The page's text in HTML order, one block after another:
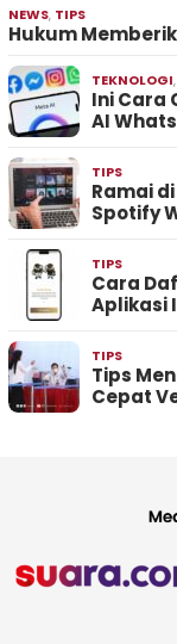
NEWS, TIPS
Hukum
TEKNOLOGI,
Ini Cara
AI
TIPS
Ramai
Spotify
TIPS
Cara
Aplikasi
TIPS
Tips
Cepat